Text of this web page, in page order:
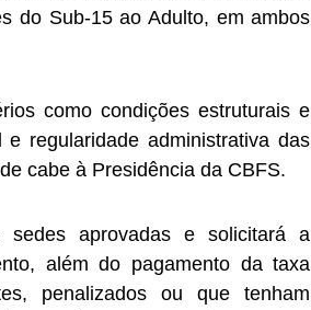
do Sub-15 ao Adulto, em ambos
como condições estruturais e
regularidade administrativa das
cabe à Presidência da CBFS.
sedes aprovadas e solicitará a
além do pagamento da taxa
penalizados ou que tenham